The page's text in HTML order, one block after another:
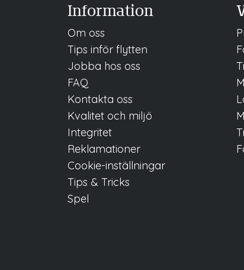
Information
Om oss
Tips inför flytten
Jobba hos oss
FAQ
Kontakta oss
Kvalitet och miljö
Integritet
Reklamationer
Cookie-inställningar
Tips & Tricks
Spel